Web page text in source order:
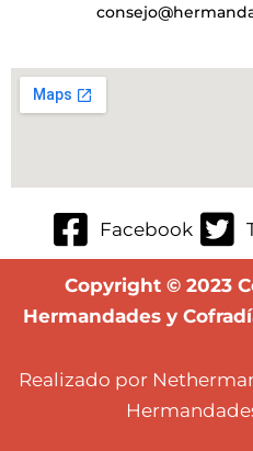
Facebook
Copyright © 2023
Hermandades y
Realizado por